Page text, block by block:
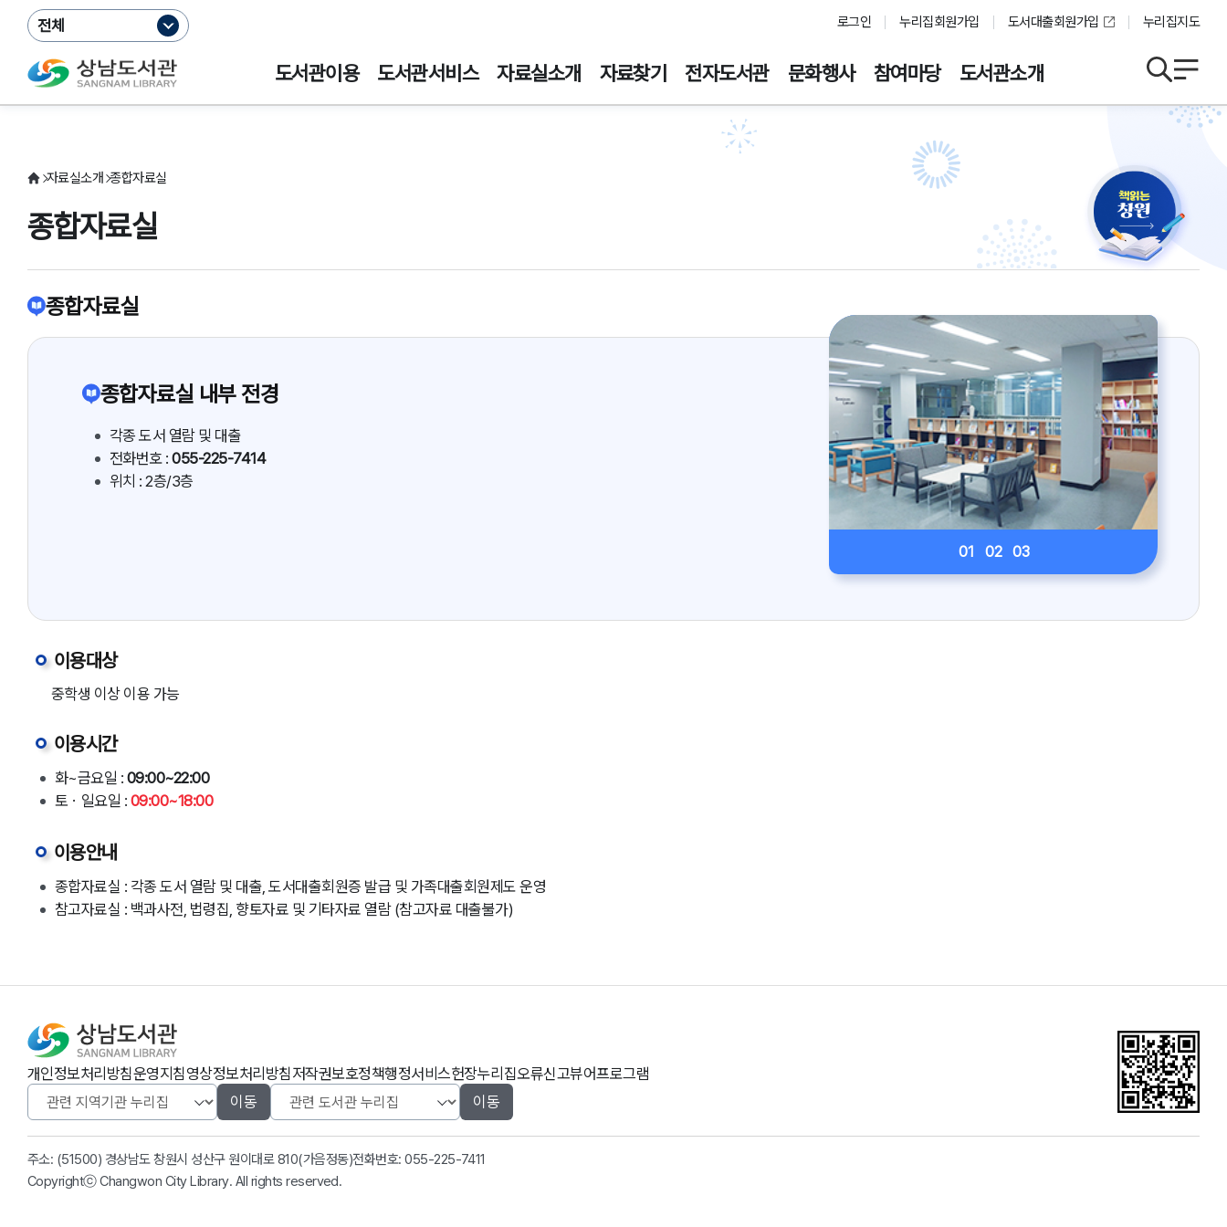
로그인 누리집회원가입 도서대출회원가입 누리집지도
전체
도서관이용 도서관서비스 자료실소개 자료찾기 전자도서관 문화행사 참여마당 도서관소개
자료실소개 종합자료실
종합자료실
종합자료실
종합자료실 내부 전경
각종 도서 열람 및 대출
전화번호 :055-225-7414
위치 : 2층/3층
01 02 03
이용대상
중학생 이상 이용 가능
이용시간
화~금요일 : 09:00~22:00
토ㆍ일요일 : 09:00~18:00
이용안내
종합자료실 : 각종 도서 열람 및 대출, 도서대출회원증 발급 및 가족대출회원제도 운영
참고자료실 : 백과사전, 법령집, 향토자료 및 기타자료 열람 (참고자료 대출불가)
개인정보처리방침운영지침영상정보처리방침저작권보호정책행정서비스헌장누리집오류신고뷰어프로그램
이동
이동
주소: (51500) 경상남도 창원시 성산구 원이대로 810(가음정동)전화번호:055-225-7411
Copyrightⓒ Changwon City Library. All rights reserved.